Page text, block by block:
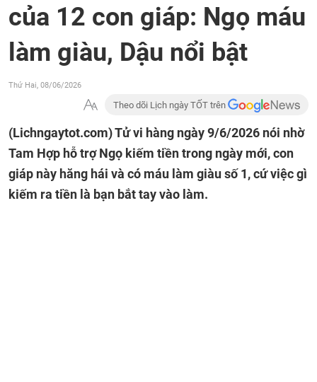
của 12 con giáp: Ngọ máu
làm giàu, Dậu nổi bật
Thứ Hai, 08/06/2026
Theo dõi Lịch ngày TỐT trên
(Lichngaytot.com)Tử vi hàng ngày 9/6/2026 nói nhờ
Tam Hợp hỗ trợ Ngọ kiếm tiền trong ngày mới, con
giáp này hăng hái và có máu làm giàu số 1, cứ việc gì
kiếm ra tiền là bạn bắt tay vào làm.